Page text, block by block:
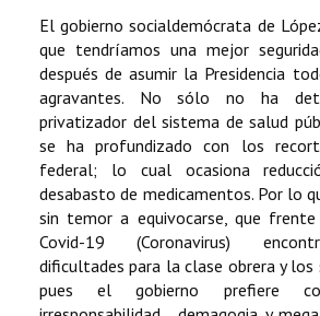
El gobierno socialdemócrata de
que tendríamos una mejor
después de asumir la Presidencia
agravantes. No sólo no ha
privatizador del sistema de salud
se ha profundizado con los
federal; lo cual ocasiona
desabasto de medicamentos. Por lo
sin temor a equivocarse, que
Covid-19 (Coronavirus)
dificultades para la clase obrera y los
pues el gobierno prefiere